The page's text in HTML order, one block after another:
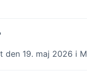
19. maj 2026 i